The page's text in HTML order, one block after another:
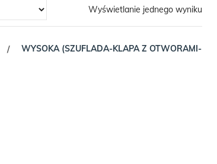
Wyświetlanie jednego wyniku
/
WYSOKA (SZUFLADA-KLAPA Z OTWORAMI-